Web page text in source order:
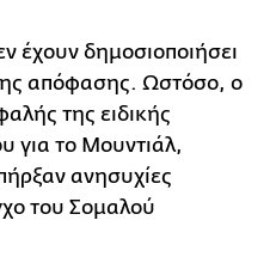
έχουν δημοσιοποιήσει
απόφασης. Ωστόσο, ο
της ειδικής
για το Μουντιάλ,
ανησυχίες
του Σομαλού